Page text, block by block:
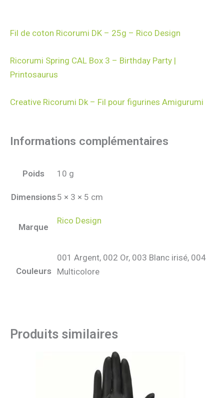
Fil de coton Ricorumi DK – 25g – Rico Design
Ricorumi Spring CAL Box 3 – Birthday Party |
Printosaurus
Creative Ricorumi Dk – Fil pour figurines Amigurumi
Informations complémentaires
Poids 10 g
Dimensions 5 × 3 × 5 cm
Marque
Rico Design
Couleurs
001 Argent, 002 Or, 003 Blanc irisé, 004
Multicolore
Produits similaires